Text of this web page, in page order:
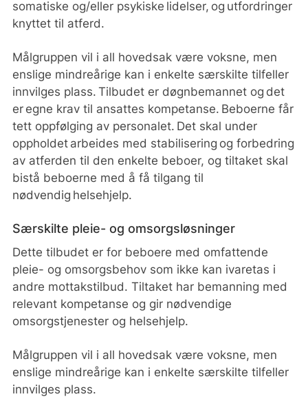
somatiske og/eller psykiske lidelser, og utfordringer
knyttet til atferd.
Målgruppen vil i all hovedsak være voksne, men
enslige mindreårige kan i enkelte særskilte tilfeller
innvilges plass. Tilbudet er døgnbemannet og det
er egne krav til ansattes kompetanse. Beboerne får
tett oppfølging av personalet. Det skal under
oppholdet arbeides med stabilisering og forbedring
av atferden til den enkelte beboer, og tiltaket skal
bistå beboerne med å få tilgang til
nødvendig helsehjelp.
Særskilte pleie- og omsorgsløsninger
Dette tilbudet er for beboere med omfattende
pleie- og omsorgsbehov som ikke kan ivaretas i
andre mottakstilbud. Tiltaket har bemanning med
relevant kompetanse og gir nødvendige
omsorgstjenester og helsehjelp.
Målgruppen vil i all hovedsak være voksne, men
enslige mindreårige kan i enkelte særskilte tilfeller
innvilges plass.